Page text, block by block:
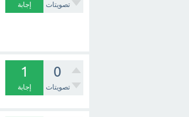
تصويتات إجابة
0
تصويتات
1
إجابة